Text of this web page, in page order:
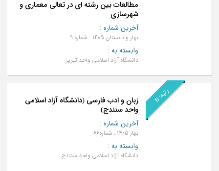
مطالعات بین رشته ای در تعالی معماری و
شهرسازی
آخرین شماره :
بهار و تابستان 1405 - شماره 9
وابسته به :
دانشگاه آزاد اسلامی واحد تبریز
رت
ب
ه
:B
زبان و ادب فارسی (دانشگاه آزاد اسلامی
واحد سنندج)
آخرین شماره :
بهار 1405 ، شماره66
وابسته به :
دانشگاه آزاد اسلامی واحد سنندج